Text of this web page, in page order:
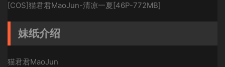
[COS]猫君君MaoJun-清凉一夏[46P-772MB]
妹纸介绍
猫君君MaoJun